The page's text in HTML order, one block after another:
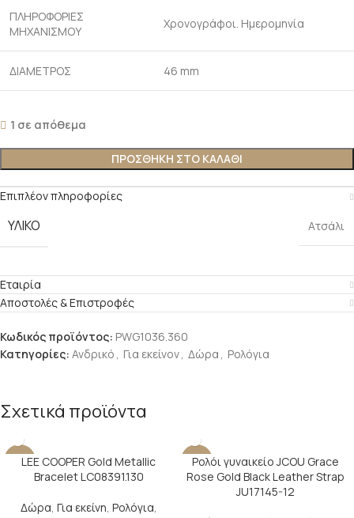
ΠΛΗΡΟΦΟΡΙΕΣ
ΜΗΧΑΝΙΣΜΟΥ
Χρονογράφοι. Ημερομηνία
ΔΙΑΜΕΤΡΟΣ 46 mm
1 σε απόθεμα
ΠΡΟΣΘΉΚΗ ΣΤΟ ΚΑΛΆΘΙ
Επιπλέον πληροφορίες
ΥΛΙΚΌ Ατσάλι
Εταιρία
Αποστολές & Επιστροφές
Κωδικός προϊόντος: PWG1036.360
Κατηγορίες: Ανδρικό , Για εκείνον, Δώρα , Ρολόγια
Σχετικά προϊόντα
-13%LEE COOPER Gold Metallic
Bracelet LC08391.130
Δώρα, Για εκείνη, Ρολόγια,
-50%
Ρολόι γυναικείο JCOU Grace
Rose Gold Black Leather Strap
JU17145-12